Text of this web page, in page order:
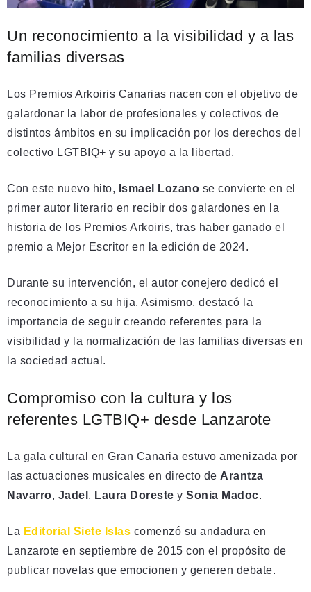
Un reconocimiento a la visibilidad y a las
familias diversas
Los Premios Arkoiris Canarias nacen con el objetivo de
galardonar la labor de profesionales y colectivos de
distintos ámbitos en su implicación por los derechos del
colectivo LGTBIQ+ y su apoyo a la libertad.
Con este nuevo hito, Ismael Lozano se convierte en el
primer autor literario en recibir dos galardones en la
historia de los Premios Arkoiris, tras haber ganado el
premio a Mejor Escritor en la edición de 2024.
Durante su intervención, el autor conejero dedicó el
reconocimiento a su hija. Asimismo, destacó la
importancia de seguir creando referentes para la
visibilidad y la normalización de las familias diversas en
la sociedad actual.
Compromiso con la cultura y los
referentes LGTBIQ+ desde Lanzarote
La gala cultural en Gran Canaria estuvo amenizada por
las actuaciones musicales en directo de Arantza
Navarro, Jadel , Laura Doreste y Sonia Madoc.
La Editorial Siete Islas comenzó su andadura en
Lanzarote en septiembre de 2015 con el propósito de
publicar novelas que emocionen y generen debate.